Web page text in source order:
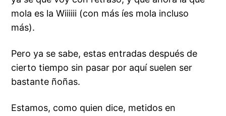
mola es la Wiiiiii (con más íes mola incluso
más).
Pero ya se sabe, estas entradas después de
cierto tiempo sin pasar por aquí suelen ser
bastante ñoñas.
Estamos, como quien dice, metidos en